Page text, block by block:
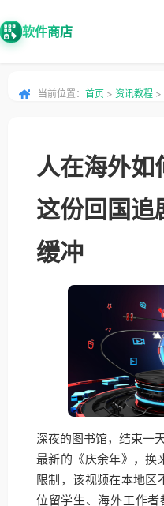
软件商店
当前位置： 首页 > 资讯教程 >
人在海外如
这份回国追
缓冲
深夜的图书馆，结束一
最新的《庆余年》，换
限制，该视频在本地区
位留学生、海外工作